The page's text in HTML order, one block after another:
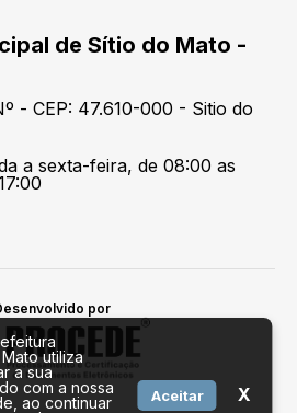
de Sítio do Mato -
- CEP: 47.610-000 - Sitio do
a sexta-feira, de 08:00 as
por
utiliza
a sua
com a nossa
ao continuar
Aceitar X